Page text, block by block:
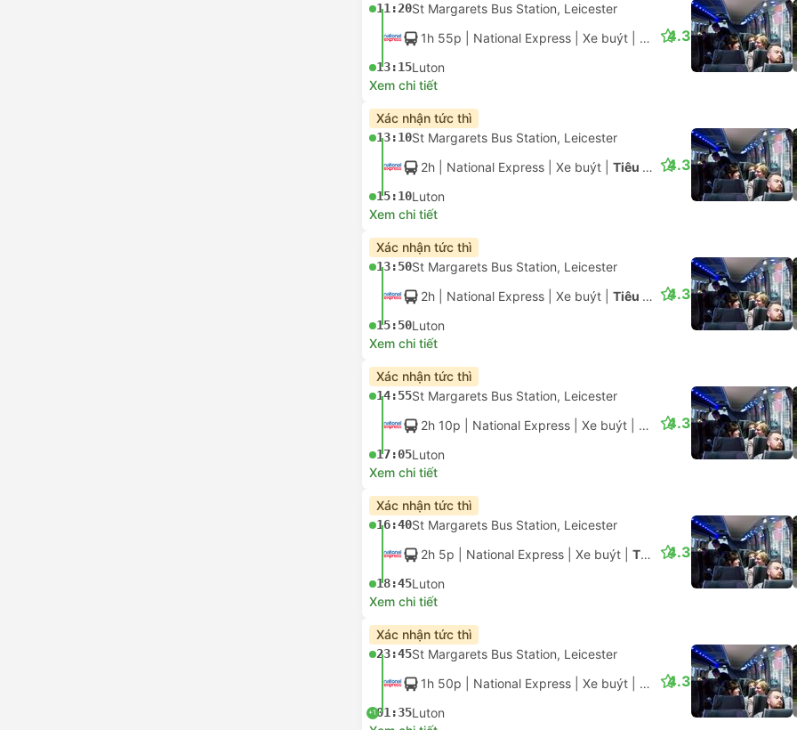
11:20St Margarets Bus Station, Leicester
1h 55p | National Express Xe buýt Tiêu chuẩn có điều hòa
13:15Luton
4.3
Xem chi tiết
Xác nhận tức thì
13:10St Margarets Bus Station, Leicester
2h | National Express Xe buýt Tiêu chuẩn có điều hòa
15:10Luton
4.3
Xem chi tiết
Xác nhận tức thì
13:50St Margarets Bus Station, Leicester
2h | National Express Xe buýt Tiêu chuẩn có điều hòa
15:50Luton
4.3
Xem chi tiết
Xác nhận tức thì
14:55St Margarets Bus Station, Leicester
2h 10p | National Express Xe buýt Tiêu chuẩn có điều hòa
17:05Luton
4.3
Xem chi tiết
Xác nhận tức thì
16:40St Margarets Bus Station, Leicester
2h 5p | National Express Xe buýt Tiêu chuẩn có điều hòa
18:45Luton
4.3
Xem chi tiết
Xác nhận tức thì
23:45St Margarets Bus Station, Leicester
1h 50p | National Express Xe buýt Tiêu chuẩn có điều hòa
+101:35Luton
4.3